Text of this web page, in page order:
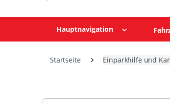
Hauptnavigation
Startseite Einparkhilfe und